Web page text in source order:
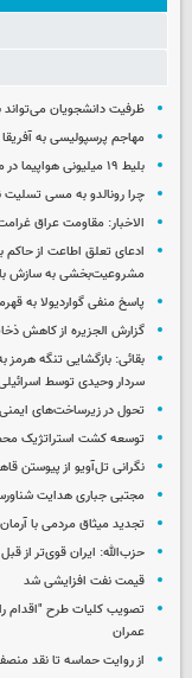
ظرفیت دانشجویان
مهاجم پرسپولیسی به
بلیط ۱۹ میلیونی هواپیما در مسیر تهران مشهد
چرا رونالدو به مسی
الاخبار: مقاومت عراق
ادعای تعلق اطاعت از
مشروعیت‌بخشی به سازش
پاسخ منفی گواردیولا به
گزارش الجزیره از کاهش
بقائی: بازگشایی تنگه
سردار وحیدی توسط
تحول در زیرساخت‌های
توسعه کشت استراتژیک محصولات
نگرانی تل‌آویو از پیوستن
مجتبی جباری هدایت
تجدید میثاق مردمی با
حزب‌الله: ایران قوی‌تر از
قیمت نفت افزایشی شد
تصویب کلیات طرح "اقدام
عمران
از روایت حماسه تا نقد